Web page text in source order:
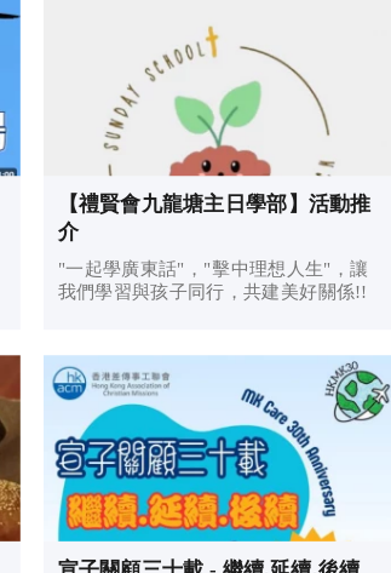
【禮賢會九龍塘主日學部】活動推
介
"一起學廣東話"，"擊中理想人生"，讓
我們學習與孩子同行，共建美好關係!!